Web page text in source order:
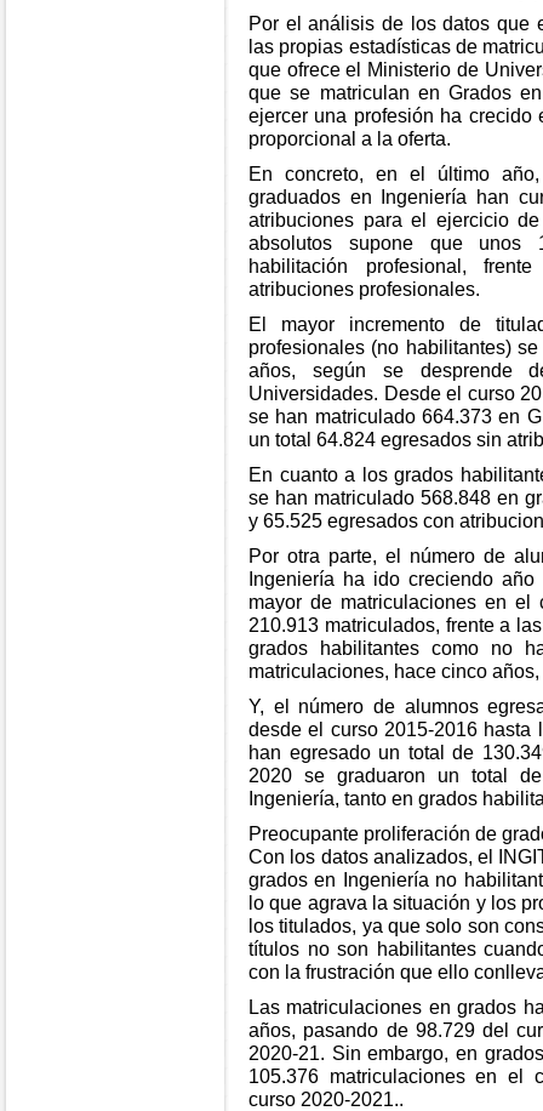
Por el análisis de los datos que
las propias estadísticas de
que ofrece el Ministerio de
que se matriculan en Grados
ejercer una profesión ha
proporcional a la oferta.
En concreto, en el último
graduados en Ingeniería han
atribuciones para el ejercicio
absolutos supone que unos
habilitación profesional,
atribuciones profesionales.
El mayor incremento de
profesionales (no habilitantes)
años, según se desprende
Universidades. Desde el curso
se han matriculado 664.373 en
un total 64.824 egresados sin
En cuanto a los grados
se han matriculado 568.848 en
y 65.525 egresados con
Por otra parte, el número de
Ingeniería ha ido creciendo
mayor de matriculaciones en
210.913 matriculados, frente a
grados habilitantes como no
matriculaciones, hace cinco
Y, el número de alumnos
desde el curso 2015-2016
han egresado un total de
2020 se graduaron un total
Ingeniería, tanto en grados
Preocupante proliferación de
Con los datos analizados, el
grados en Ingeniería no
lo que agrava la situación y los
los titulados, ya que solo son
títulos no son habilitantes
con la frustración que ello
Las matriculaciones en grados
años, pasando de 98.729 del
2020-21. Sin embargo, en
105.376 matriculaciones en el
curso 2020-2021..